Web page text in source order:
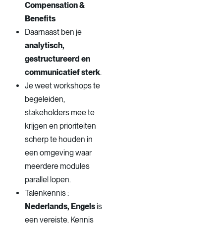
Compensation &
Benefits
Daarnaast ben je
analytisch,
gestructureerd en
communicatief sterk.
Je weet workshops te
begeleiden,
stakeholders mee te
krijgen en prioriteiten
scherp te houden in
een omgeving waar
meerdere modules
parallel lopen.
Talenkennis :
Nederlands, Engelsis
een vereiste. Kennis